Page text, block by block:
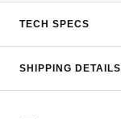
TECH SPECS
SHIPPING DETAILS